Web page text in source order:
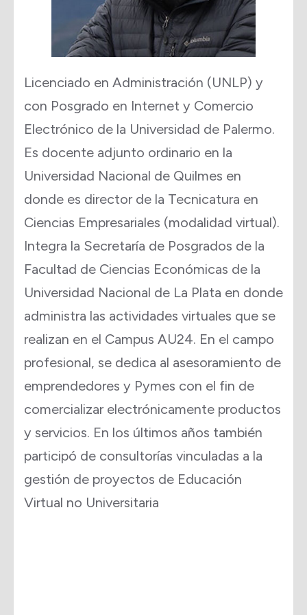
Licenciado en Administración (UNLP) y
con Posgrado en Internet y Comercio
Electrónico de la Universidad de Palermo.
Es docente adjunto ordinario en la
Universidad Nacional de Quilmes en
donde es director de la Tecnicatura en
Ciencias Empresariales (modalidad virtual).
Integra la Secretaría de Posgrados de la
Facultad de Ciencias Económicas de la
Universidad Nacional de La Plata en donde
administra las actividades virtuales que se
realizan en el Campus AU24. En el campo
profesional, se dedica al asesoramiento de
emprendedores y Pymes con el fin de
comercializar electrónicamente productos
y servicios. En los últimos años también
participó de consultorías vinculadas a la
gestión de proyectos de Educación
Virtual no Universitaria